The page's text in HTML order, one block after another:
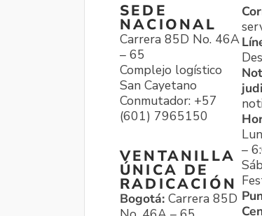
SEDE
NACIONAL
Carrera 85D No. 46A
– 65
Complejo logístico
San Cayetano
Conmutador: +57
(601) 7965150
VENTANILLA
ÚNICA DE
RADICACIÓN
Bogotá: Carrera 85D
–